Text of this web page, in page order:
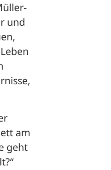
und
am
geht